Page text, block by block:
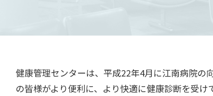
健康管理センターは、平成22年4月に江南病院の
の皆様がより便利に、より快適に健康診断を受